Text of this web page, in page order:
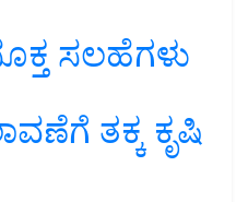
ಸಲಹೆಗಳು
ತಕ್ಕ ಕೃಷಿ